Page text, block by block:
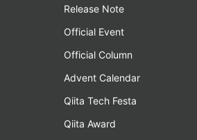
Release Note
Official Event
Official Column
Advent Calendar
Qiita Tech Festa
Qiita Award